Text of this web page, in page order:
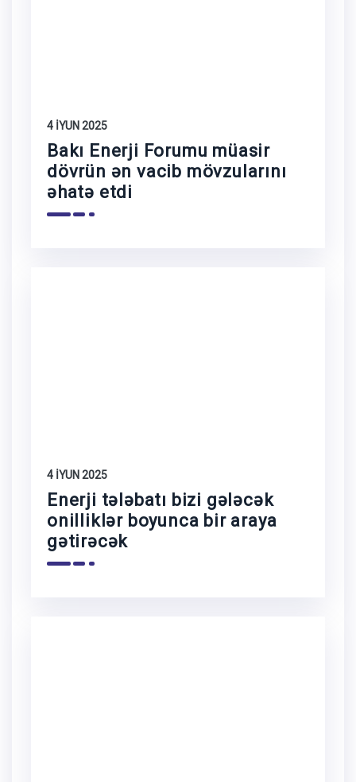
4 İYUN 2025
Bakı Enerji Forumu müasir
dövrün ən vacib mövzularını
əhatə etdi
4 İYUN 2025
Enerji tələbatı bizi gələcək
onilliklər boyunca bir araya
gətirəcək